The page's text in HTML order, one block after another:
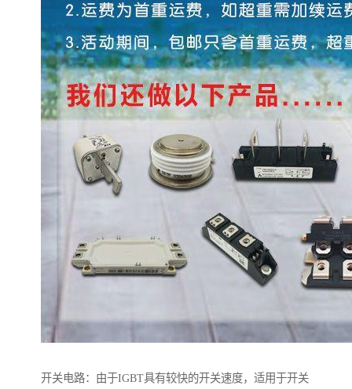
开关电路：由于IGBT具有较快的开关速度，适用于开关